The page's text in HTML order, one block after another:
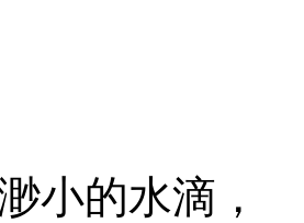
小的水滴，